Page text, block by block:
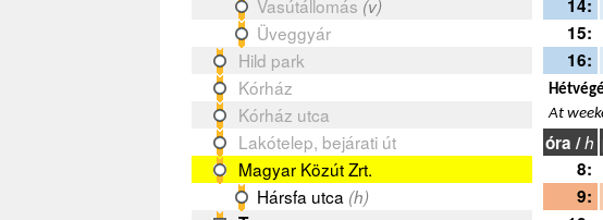
Vasútállomás (v)
Üveggyár
Hild park
Kórház
Kórház utca
Lakótelep, bejárati út
Magyar Közút Zrt.
Hársfa utca (h)
14:
15:
16:
At
óra /h
8:
9: